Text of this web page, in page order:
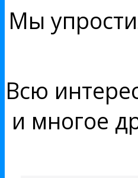
Мы
Всю
и многое